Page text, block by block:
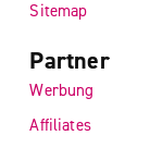
Sitemap
Partner
Werbung
Affiliates